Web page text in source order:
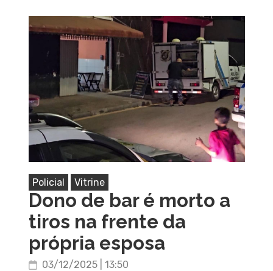
Policial Vitrine
Dono de bar é morto a
tiros na frente da
própria esposa
03/12/2025 | 13:50